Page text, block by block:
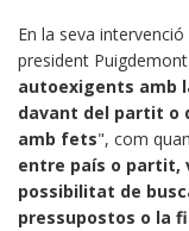
En la seva
president
autoexigents amb
davant del partit o
amb fets", com
entre país o partit,
possibilitat de
pressupostos o la